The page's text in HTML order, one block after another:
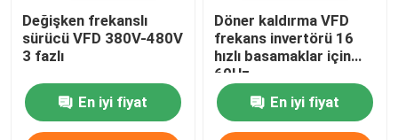
Değişken frekanslı
sürücü VFD 380V-480V
3 fazlı
En iyi fiyat
Döner kaldırma VFD
frekans invertörü 16
hızlı basamaklar için
60Hz
En iyi fiyat